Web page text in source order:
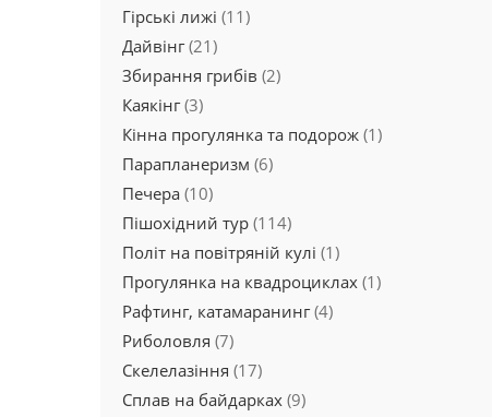
Гірські лижі (11)
Дайвінг(21)
Збирання грибів (2)
Каякінг(3)
Кінна прогулянка та подорож (1)
Парапланеризм (6)
Печера (10)
Пішохідний тур (114)
Політ на повітряній кулі (1)
Прогулянка на квадроциклах (1)
Рафтинг, катамаранинг(4)
Риболовля (7)
Скелелазіння (17)
Сплав на байдарках (9)